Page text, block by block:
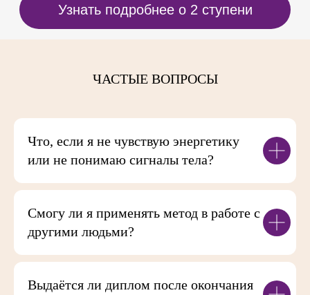
ЧАСТЫЕ ВОПРОСЫ
Что, если я не чувствую энергетику
или не понимаю сигналы тела?
Смогу ли я применять метод в работе с
другими людьми?
Выдаётся ли диплом после окончания